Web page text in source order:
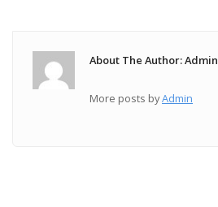
About The Author: Admin
More posts byAdmin